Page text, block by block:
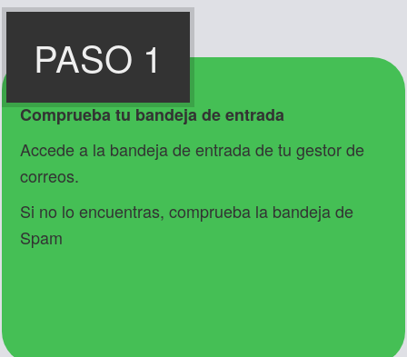
PASO 1
Comprueba tu bandeja de entrada
Accede a la bandeja de entrada de tu gestor de
correos.
Si no lo encuentras, comprueba la bandeja de
Spam